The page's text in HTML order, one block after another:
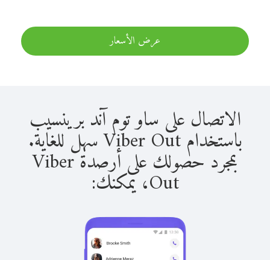
عرض الأسعار
الاتصال على ساو توم آند برينسيب
باستخدام Viber Out سهل للغاية.
بمجرد حصولك على أرصدة Viber
Out، يمكنك: